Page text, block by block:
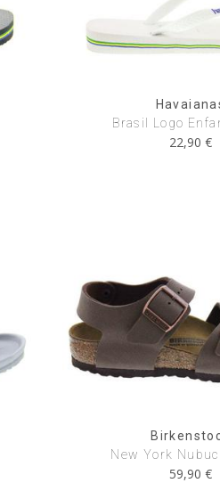
Brasil Logo
22,90 €
New York
59,90 €